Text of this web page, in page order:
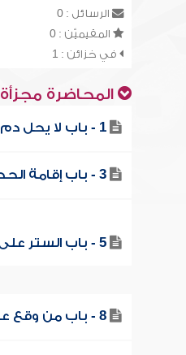
الرسائل : 0
المقيميّن : 0
في خزائن : 1
المحاضرة مجزأة
1 - باب لا يحل دم امرئ مسلم إلا في ثلاث
3 - باب إقامة الحدود
5 - باب الستر على المؤمن ودفع الحدود بالشبهات
8 - باب من وقع على جارية امرأته